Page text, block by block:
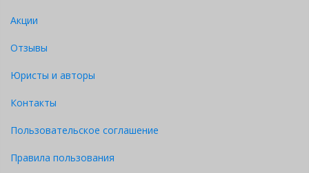
Акции
Отзывы
Юристы и авторы
Контакты
Пользовательское соглашение
Правила пользования